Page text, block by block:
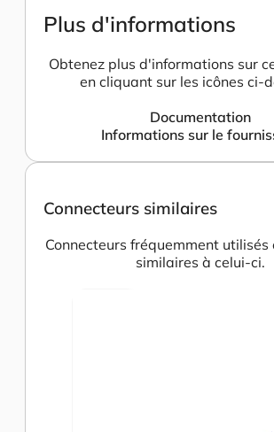
Plus d'informations
Obtenez plus d'informations sur
en cliquant sur les icônes ci-
Documentation
Informations sur le
Connecteurs similaires
Connecteurs fréquemment utilisés
similaires à celui-ci.